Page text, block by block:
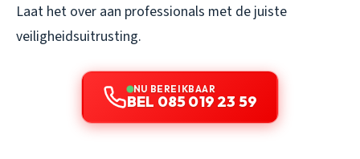
Laat het over aan professionals met de juiste
veiligheidsuitrusting.
NU BEREIKBAAR
BEL 085 019 23 59